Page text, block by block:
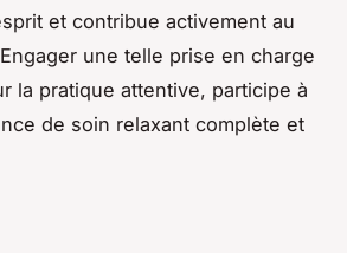
et contribue activement au
une telle prise en charge
la pratique attentive, participe à
de soin relaxant complète et